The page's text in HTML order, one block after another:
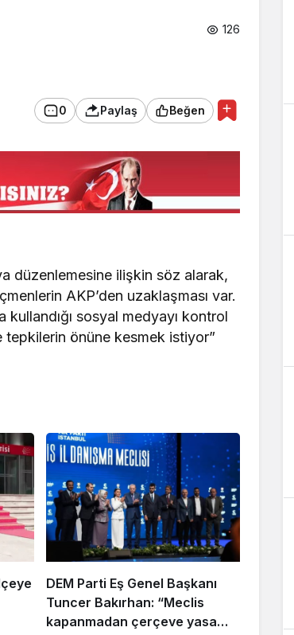
126
0 Paylaş Beğen
düzenlemesine ilişkin söz alarak,
AKP’den uzaklaşması var.
sosyal medyayı kontrol
önüne kesmek istiyor”
DEM Parti Eş Genel Başkanı
Tuncer Bakırhan: “Meclis
kapanmadan çerçeve yasa